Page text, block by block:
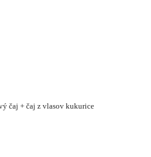
čaj + čaj z vlasov kukurice